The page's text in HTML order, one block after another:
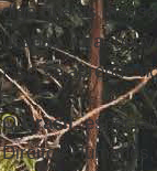
diga que as
usadas. Ora,
Isso se aprende
OBrasil,
Direitos